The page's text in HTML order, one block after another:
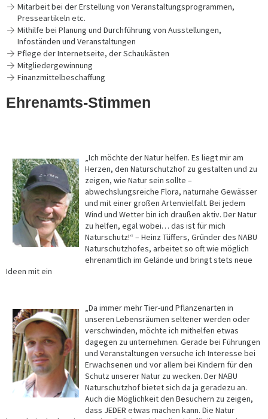
Mitarbeit bei der Erstellung von Veranstaltungsprogrammen,
Presseartikeln etc.
Mithilfe bei Planung und Durchführung von Ausstellungen,
Infoständen und Veranstaltungen
Pflege der Internetseite, der Schaukästen
Mitgliedergewinnung
Finanzmittelbeschaffung
Ehrenamts-Stimmen
„Ich möchte der Natur helfen. Es liegt mir am
Herzen, den Naturschutzhof zu gestalten und zu
zeigen, wie Natur sein sollte –
abwechslungsreiche Flora, naturnahe Gewässer
und mit einer großen Artenvielfalt. Bei jedem
Wind und Wetter bin ich draußen aktiv. Der Natur
zu helfen, egal wobei… das ist für mich
Naturschutz!“ – Heinz Tüffers, Gründer des NABU
Naturschutzhofes, arbeitet so oft wie möglich
ehrenamtlich im Gelände und bringt stets neue
Ideen mit ein
„Da immer mehr Tier-und Pflanzenarten in
unseren Lebensräumen seltener werden oder
verschwinden, möchte ich mithelfen etwas
dagegen zu unternehmen. Gerade bei Führungen
und Veranstaltungen versuche ich Interesse bei
Erwachsenen und vor allem bei Kindern für den
Schutz unserer Natur zu wecken. Der NABU
Naturschutzhof bietet sich da ja geradezu an.
Auch die Möglichkeit den Besuchern zu zeigen,
dass JEDER etwas machen kann. Die Natur